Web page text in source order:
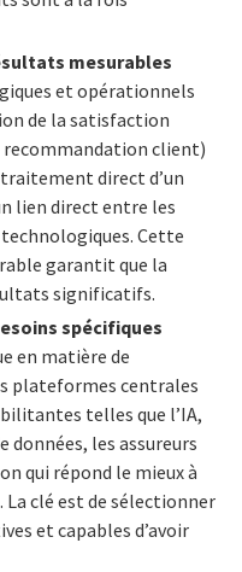
mesurables
et opérationnels
de la satisfaction
recommandation client)
direct d’un
lien direct entre les
Cette
garantit que la
significatifs.
spécifiques
en matière de
plateformes centrales
telles que l’IA,
données, les assureurs
qui répond le mieux à
clé est de sélectionner
et capables d’avoir